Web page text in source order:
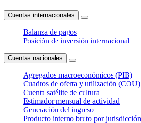
Cuentas internacionales
Balanza de pagos
Posición de inversión internacional
Cuentas nacionales
Agregados macroeconómicos (PIB)
Cuadros de oferta y utilización (COU)
Cuenta satélite de cultura
Estimador mensual de actividad
Generación del ingreso
Producto interno bruto por jurisdicción